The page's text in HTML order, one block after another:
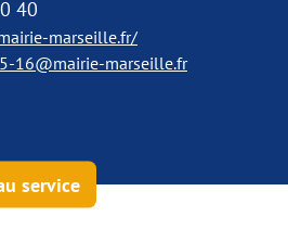
40
marseille.fr/
16@mairie-marseille.fr
service